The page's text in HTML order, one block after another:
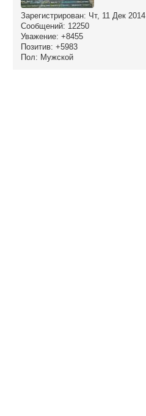
Зарегистрирован: Чт, 11 Дек 2014
Сообщений: 12250
Уважение: +8455
Позитив: +5983
Пол: Мужской